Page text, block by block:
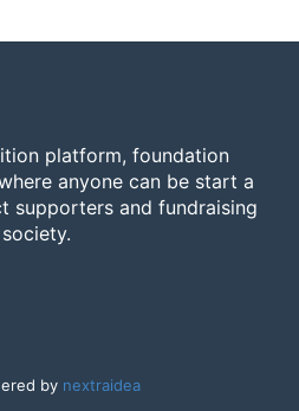
platform, foundation
anyone can be start a
supporters and fundraising
by nextraidea